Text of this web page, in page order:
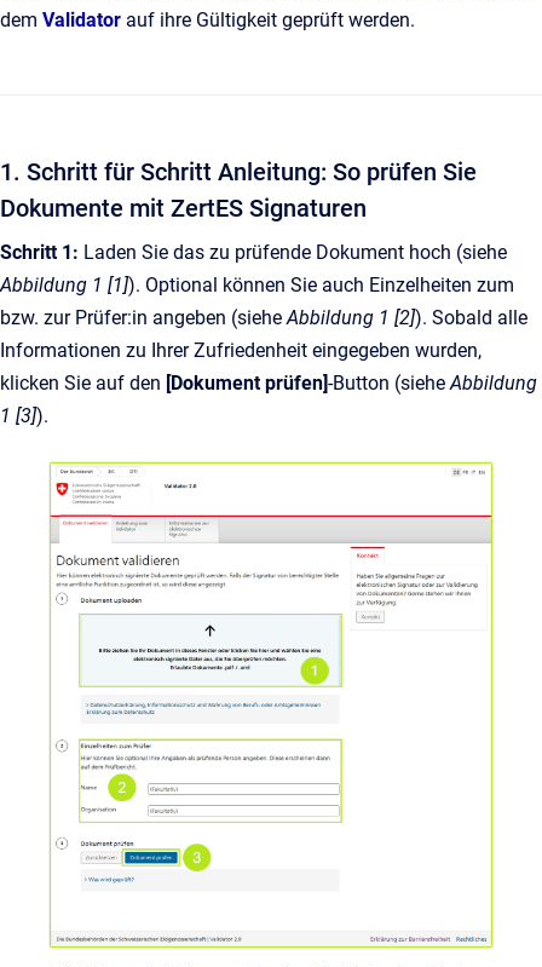
dem Validator auf ihre Gültigkeit geprüft werden.
1. Schritt für Schritt Anleitung: So prüfen Sie
Dokumente mit ZertES Signaturen
Schritt 1: Laden Sie das zu prüfende Dokument hoch (siehe
Abbildung 1 [1]). Optional können Sie auch Einzelheiten zum
bzw. zur Prüfer:in angeben (sieheAbbildung 1 [2]). Sobald alle
Informationen zu Ihrer Zufriedenheit eingegeben wurden,
klicken Sie auf den [Dokument prüfen]-Button (sieheAbbildung
1 [3]).